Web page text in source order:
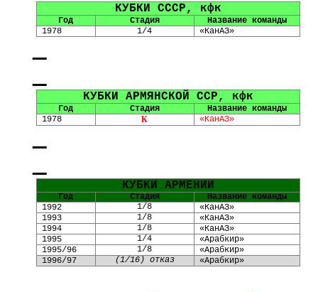
КУБКИ СССР, кфк
Год Стадия
Название команды
1978
1/4 «КанАЗ»
КУБКИ АРМЯНСКОЙ ССР, кфк
Год Стадия
Название команды
1978
К «КанАЗ»
КУБКИ АРМЕНИИ
Год Стадия
Название команды
1992
1/8
«КанАЗ»
1993
1/8
«КанАЗ»
1994
1/8
«КанАЗ»
1995
1/4
«Арабкир»
1995/96
1/8
«Арабкир»
1996/97
(1/16) отказ «Арабкир»